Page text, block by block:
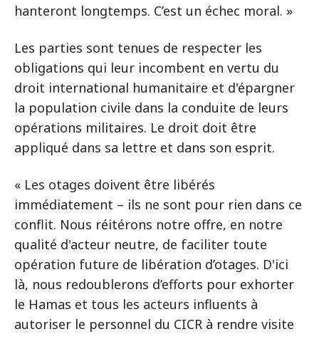
hanteront longtemps. C’est un échec moral. »
Les parties sont tenues de respecter les
obligations qui leur incombent en vertu du
droit international humanitaire et d'épargner
la population civile dans la conduite de leurs
opérations militaires. Le droit doit être
appliqué dans sa lettre et dans son esprit.
« Les otages doivent être libérés
immédiatement – ils ne sont pour rien dans ce
conflit. Nous réitérons notre offre, en notre
qualité d'acteur neutre, de faciliter toute
opération future de libération d’otages. D'ici
là, nous redoublerons d’efforts pour exhorter
le Hamas et tous les acteurs influents à
autoriser le personnel du CICR à rendre visite